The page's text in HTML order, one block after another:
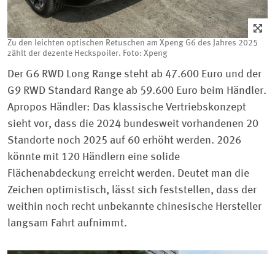
Zu den leichten optischen Retuschen am Xpeng G6 des Jahres 2025
zählt der dezente Heckspoiler. Foto: Xpeng
Der G6 RWD Long Range steht ab 47.600 Euro und der
G9 RWD Standard Range ab 59.600 Euro beim Händler.
Apropos Händler: Das klassische Vertriebskonzept
sieht vor, dass die 2024 bundesweit vorhandenen 20
Standorte noch 2025 auf 60 erhöht werden. 2026
könnte mit 120 Händlern eine solide
Flächenabdeckung erreicht werden. Deutet man die
Zeichen optimistisch, lässt sich feststellen, dass der
weithin noch recht unbekannte chinesische Hersteller
langsam Fahrt aufnimmt.